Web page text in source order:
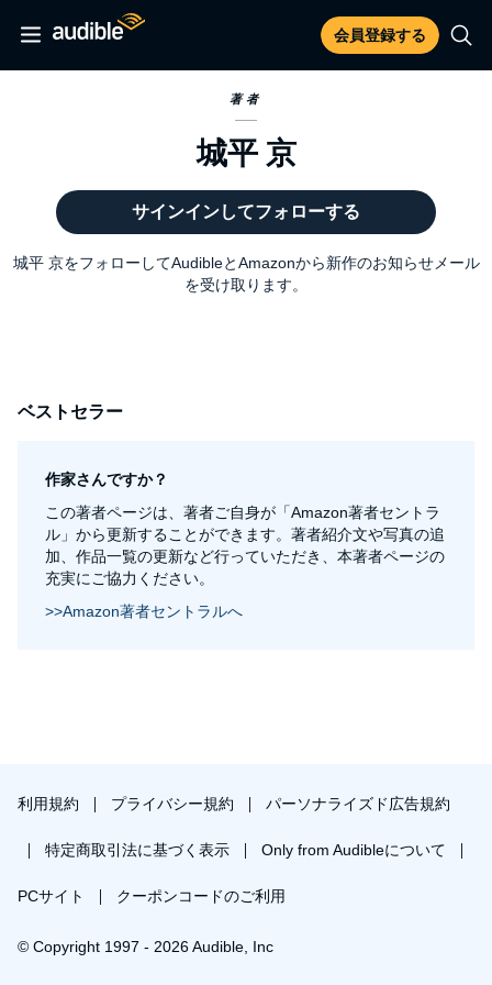
会員登録する
著者
城平 京
サインインしてフォローする
城平 京をフォローしてAudibleとAmazonから新作のお知らせメール
を受け取ります。
ベストセラー
作家さんですか？
この著者ページは、著者ご自身が「Amazon著者セントラ
ル」から更新することができます。著者紹介文や写真の追
加、作品一覧の更新など行っていただき、本著者ページの
充実にご協力ください。
>>Amazon著者セントラルへ
利用規約 プライバシー規約 パーソナライズド広告規約
特定商取引法に基づく表示 Only from Audibleについて
PCサイト クーポンコードのご利用
© Copyright 1997 - 2026 Audible, Inc